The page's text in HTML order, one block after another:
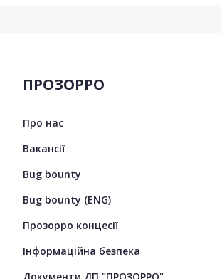
ПРОЗОРРО
Про нас
Вакансії
Bug bounty
Bug bounty (ENG)
Прозорро концесії
Інформаційна безпека